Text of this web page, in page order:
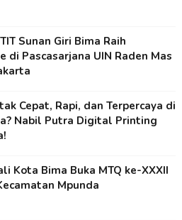
Sunan Giri Bima Raih
di Pascasarjana UIN Raden Mas
Cepat, Rapi, dan Terpercaya di
Nabil Putra Digital Printing
Kota Bima Buka MTQ ke-XXXII
Mpunda